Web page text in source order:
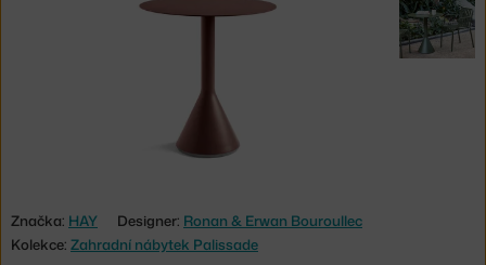
Značka: HAY Designer: Ronan & Erwan Bouroullec
Kolekce: Zahradní nábytek Palissade